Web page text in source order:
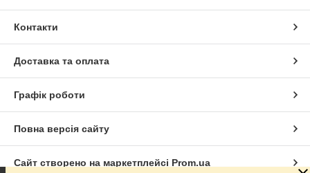
Контакти
Доставка та оплата
Графік роботи
Повна версія сайту
Сайт створено на маркетплейсі Prom.ua